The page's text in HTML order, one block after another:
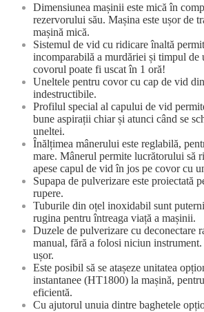
Dimensiunea mașinii este mică în
rezervorului său. Mașina este ușor de
mașină mică.
Sistemul de vid cu ridicare înaltă
incomparabilă a murdăriei și timpul de
covorul poate fi uscat în 1 oră!
Uneltele pentru covor cu cap de vid
indestructibile.
Profilul special al capului de vid
bune aspirații chiar și atunci când se
uneltei.
Înălțimea mânerului este reglabilă,
mare. Mânerul permite lucrătorului să
apese capul de vid în jos pe covor cu
Supapa de pulverizare este proiectată
rupere.
Tuburile din oțel inoxidabil sunt
rugina pentru întreaga viață a mașinii.
Duzele de pulverizare cu deconectare
manual, fără a folosi niciun
ușor.
Este posibil să se atașeze unitatea
instantanee (HT1800) la mașină,
eficientă.
Cu ajutorul unuia dintre baghetele